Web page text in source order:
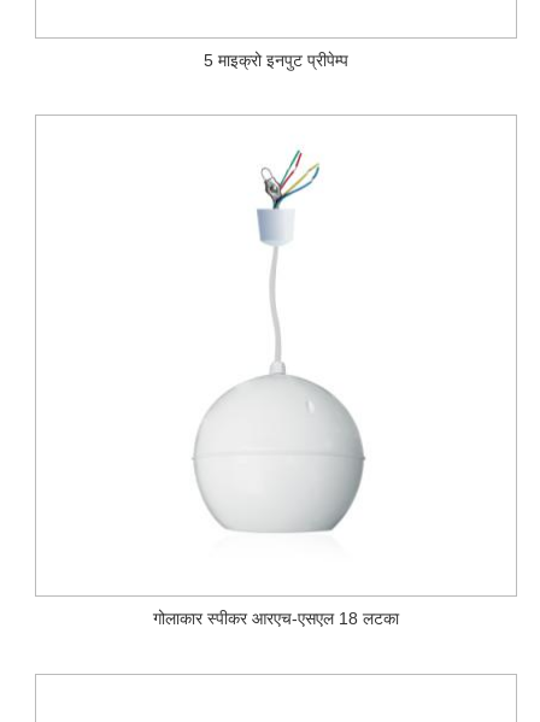
5 माइक्रो इनपुट प्रीपेम्प
गोलाकार स्पीकर आरएच-एसएल 18 लटका